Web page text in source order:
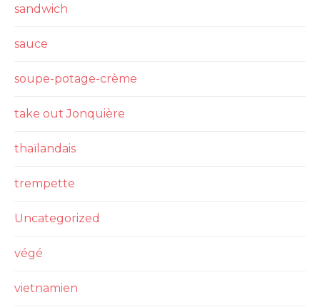
sandwich
sauce
soupe-potage-crème
take out Jonquière
thaïlandais
trempette
Uncategorized
végé
vietnamien